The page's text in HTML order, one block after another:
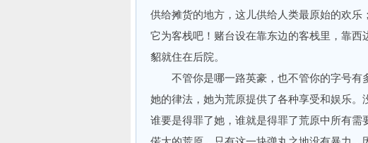
供给摊货的地方，这儿供给人类最原始的欢
它为客栈吧！赌台设在靠东边的客栈里，靠
貂就住在后院。
不管你是哪一路英豪，也不管你的字号有
她的律法，她为荒原提供了各种享受和娱乐。
谁要是得罪了她，谁就是得罪了荒原中所有需